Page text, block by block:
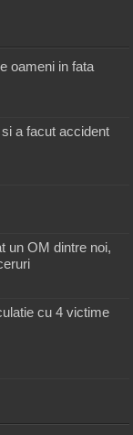
oameni in fata
a facut accident
un OM dintre noi,
cu 4 victime